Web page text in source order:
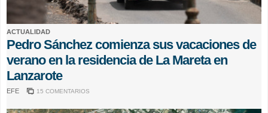
ACTUALIDAD
Pedro Sánchez comienza sus vacaciones de
verano en la residencia de La Mareta en
Lanzarote
EFE 15 COMENTARIOS